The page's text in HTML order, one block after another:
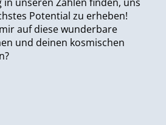
unseren Zahlen finden, uns
Potential zu erheben!
auf diese wunderbare
und deinen kosmischen